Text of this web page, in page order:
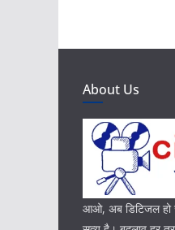
About Us
आओ, अब डिटिजल हो